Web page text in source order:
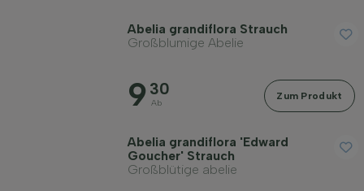
Abelia grandiflora Strauch
Großblumige Abelie
9 30
Ab
Zum Produkt
Abelia grandiflora 'Edward
Goucher' Strauch
Großblütige abelie